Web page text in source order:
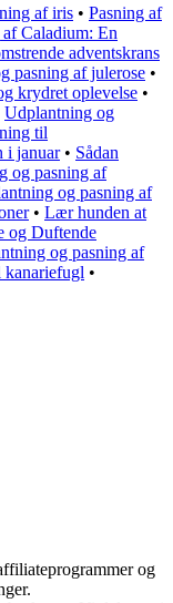
af iris • Pasning af
af Caladium: En
adventskrans
pasning af julerose •
krydret oplevelse •
Udplantning og
til
i januar• Sådan
og pasning af
og pasning af
• Lær hunden at
og Duftende
og pasning af
kanariefugl •
og